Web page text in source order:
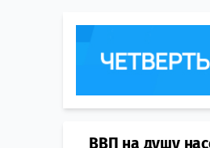
ВВП на душу